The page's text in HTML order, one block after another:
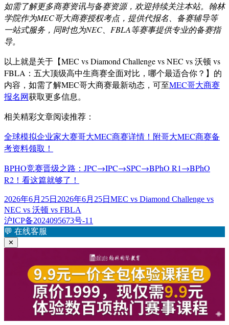
如需了解更多商赛资讯与备赛资源，欢迎持续关注本站。翰林
学院作为MEC哥大商赛授权考点，提供代报名、备赛辅导等
一站式服务，同时也为NEC、FBLA等赛事提供专业的备赛指
导。
以上就是关于【MEC vs Diamond Challenge vs NEC vs 沃顿 vs
FBLA：五大顶级高中生商赛全面对比，哪个最适合你？】的
内容，如需了解MEC哥大商赛最新动态，可至MEC哥大商赛
报名网获取更多信息。
相关精彩文章阅读推荐：
全球模拟企业家大赛哥大MEC商赛详情！附哥大MEC商赛备
考资料领取！
BPHO竞赛晋级之路：JPC→IPC→SPC→BPhO R1→BPhO
R2！看这篇就够了！
发
布
于
2026年6月25日 2026年6月25日 标
MEC vs Diamond Challenge vs
NEC vs 沃顿 vs FBLA
沪ICP备2024095673号-11
💬 在线客服
✕